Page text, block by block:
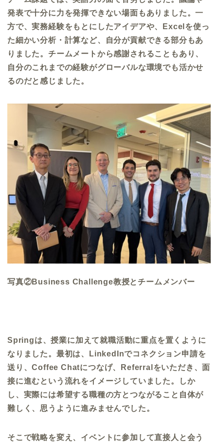
発表で十分に力を発揮できない場面もありました。一
方で、実務経験をもとにしたアイデアや、
Excel を使っ
た細かい分析・計算など、自分が貢献できる部分もあ
りました。チームメートから感謝されることもあり、
自分のこれまでの経験がグローバルな環境でも活かせ
るのだと感じました。
写真②Business Challenge教授とチームメンバー
Springは、授業に加えて就職活動に重点を置くように
なりました。最初は、
LinkedInでコネクション申請を
送り、Coffee Chatにつなげ、 Referral をいただき、面
接に進むという流れをイメージしていました。しか
し、実際には希望する職種の方とつながること自体が
難しく、思うように進みませんでした。
そこで戦略を変え、イベントに参加して直接人と会う